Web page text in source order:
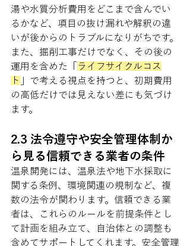
湯や水質分析費用をどこまで含んでい
るかなど、項目の抜け漏れや解釈の違
いが後からのトラブルになりがちです。
また、掘削工事だけでなく、その後の
運用を含めた「
ライフサイクルコス
ト
」で考える視点を持つと、初期費用
の高低だけでは見えない差にも気づけ
ます。
2.3 法令遵守や安全管理体制か
ら見る信頼できる業者の条件
温泉開発には、温泉法や地下水採取に
関する条例、環境関連の規制など、複
数の法令が関わります。信頼できる業
者は、これらのルールを前提条件とし
て計画を組み立て、自治体との調整も
含めてサポートしてくれます。安全管理